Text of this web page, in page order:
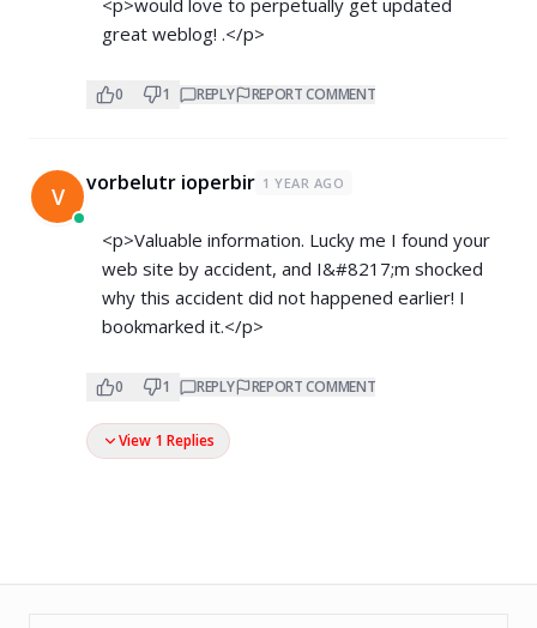
great weblog! .</p>
0 1 REPLY REPORT COMMENT
V vorbelutr ioperbir 1 YEAR AGO
<p>Valuable information. Lucky me I found your
web site by accident, and I&#8217;m shocked
why this accident did not happened earlier! I
bookmarked it.</p>
0 1 REPLY REPORT COMMENT
View 1 Replies